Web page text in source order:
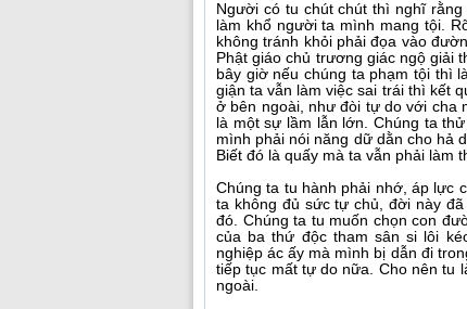
Người có tu chút chút thì nghĩ
làm khổ người ta mình mang tội.
không tránh khỏi phải đọa vào
Phật giáo chủ trương giác ngộ giải
bây giờ nếu chúng ta phạm tội thì
giận ta vẫn làm việc sai trái thì kết
ở bên ngoài, như đòi tự do với cha
là một sự lầm lẫn lớn. Chúng ta
mình phải nói năng dữ dằn cho hả
Biết đó là quấy mà ta vẫn phải làm
Chúng ta tu hành phải nhớ, áp lực
ta không đủ sức tự chủ, đời này
đó. Chúng ta tu muốn chọn con
của ba thứ độc tham sân si lôi
nghiệp ác ấy mà mình bị dẫn đi
tiếp tục mất tự do nữa. Cho nên tu
ngoài.